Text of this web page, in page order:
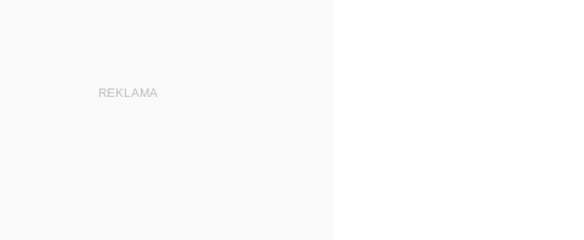
REKLAMA